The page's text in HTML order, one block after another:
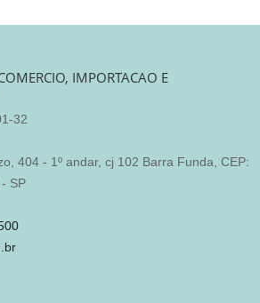
IMPORTACAO E
32
404 - 1º andar, cj 102 Barra Funda, CEP:
SP